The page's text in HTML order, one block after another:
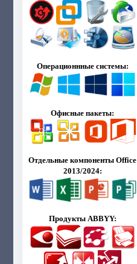
Операционнные системы:
Офисные пакеты:
Отдельные компоненты Office
2013/2024:
Продукты ABBYY: